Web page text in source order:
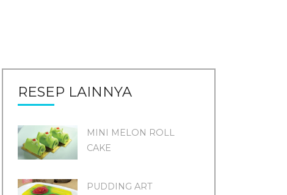
RESEP LAINNYA
MINI MELON ROLL
CAKE
PUDDING ART